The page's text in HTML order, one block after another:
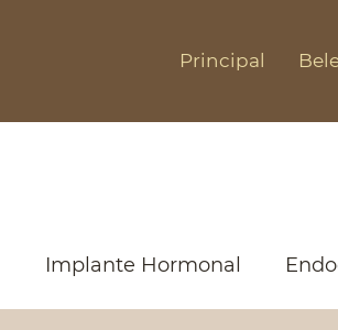
Principal
Implante Hormonal